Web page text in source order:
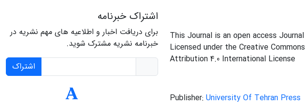
This Journal is an open access Journal
Licensed under the Creative Commons
Attribution 4.0 International License
Publisher: University Of Tehran Press
اشتراک خبرنامه
برای دریافت اخبار و اطلاعیه های مهم نشریه در
خبرنامه نشریه مشترک شوید.
اشتراک